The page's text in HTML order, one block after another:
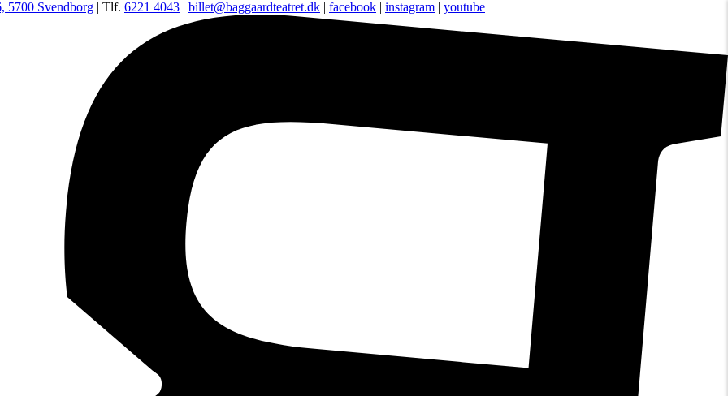
5700 Svendborg | Tlf. 6221 4043 | billet@baggaardteatret.dk | facebook | instagram | youtube